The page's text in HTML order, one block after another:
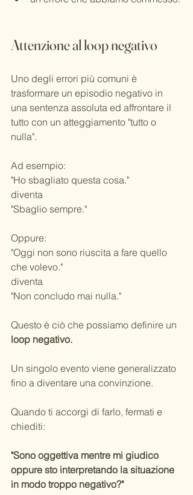
Attenzione al loop negativo
Uno degli errori più comuni è
trasformare un episodio negativo in
una sentenza assoluta ed affrontare il
tutto con un atteggiamento "tutto o
nulla".
Ad esempio:
"Ho sbagliato questa cosa."
diventa
"Sbaglio sempre."
Oppure:
"Oggi non sono riuscita a fare quello
che volevo."
diventa
"Non concludo mai nulla."
Questo è ciò che possiamo definire un
loop negativo.
Un singolo evento viene generalizzato
fino a diventare una convinzione.
Quando ti accorgi di farlo, fermati e
chiediti:
"Sono oggettiva mentre mi giudico
oppure sto interpretando la situazione
in modo troppo negativo?"